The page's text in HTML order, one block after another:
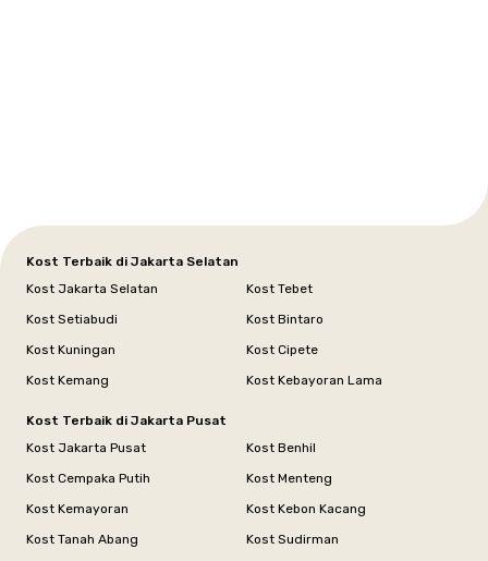
Kost Terbaik di Jakarta Selatan
Kost Jakarta Selatan
Kost Tebet
Kost Setiabudi
Kost Bintaro
Kost Kuningan
Kost Cipete
Kost Kemang
Kost Kebayoran Lama
Kost Terbaik di Jakarta Pusat
Kost Jakarta Pusat
Kost Benhil
Kost Cempaka Putih
Kost Menteng
Kost Kemayoran
Kost Kebon Kacang
Kost Tanah Abang
Kost Sudirman